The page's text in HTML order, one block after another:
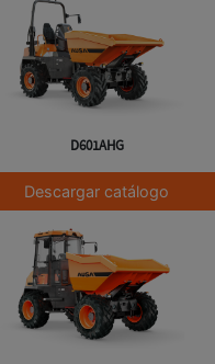
D601AHG
Descargar catálogo